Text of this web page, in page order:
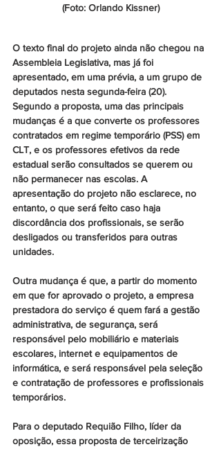
(Foto: Orlando Kissner)
O texto final do projeto ainda não chegou na
Assembleia Legislativa, mas já foi
apresentado, em uma prévia, a um grupo de
deputados nesta segunda-feira (20).
Segundo a proposta, uma das principais
mudanças é a que converte os professores
contratados em regime temporário (PSS) em
CLT, e os professores efetivos da rede
estadual serão consultados se querem ou
não permanecer nas escolas. A
apresentação do projeto não esclarece, no
entanto, o que será feito caso haja
discordância dos profissionais, se serão
desligados ou transferidos para outras
unidades.
Outra mudança é que, a partir do momento
em que for aprovado o projeto, a empresa
prestadora do serviço é quem fará a gestão
administrativa, de segurança, será
responsável pelo mobiliário e materiais
escolares, internet e equipamentos de
informática, e será responsável pela seleção
e contratação de professores e profissionais
temporários.
Para o deputado Requião Filho, líder da
oposição, essa proposta de terceirização